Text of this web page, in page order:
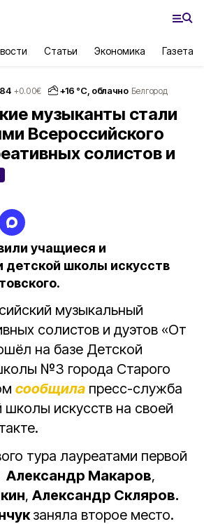
Статьи Экономика Газета
+0.00€ +16 °С, облачно Белгород
музыканты стали
Всероссийского
солистов и
учащиеся и
детской школы искусств
музыкальный
солистов и дуэтов «От
на базе Детской
№3 города Старого
сообщила пресс-служба
школы искусств на своей
тура лауреатами первой
Александр Макаров,
, Александр Скляров.
заняла второе место.